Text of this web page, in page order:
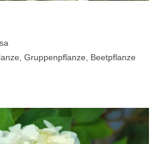
Gruppenpflanze, Beetpflanze